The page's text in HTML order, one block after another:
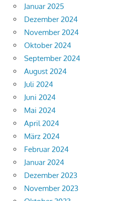
Januar 2025
Dezember 2024
November 2024
Oktober 2024
September 2024
August 2024
Juli 2024
Juni 2024
Mai 2024
April 2024
März 2024
Februar 2024
Januar 2024
Dezember 2023
November 2023